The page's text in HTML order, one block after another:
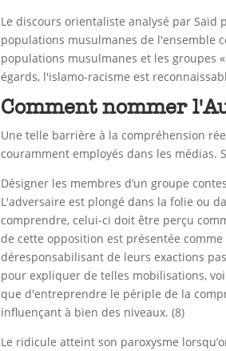
Le discours orientaliste analysé par
populations musulmanes de l'ensemble
populations musulmanes et les groupes
égards, l'islamo-racisme est
Comment nommer
Une telle barrière à la compréhension
couramment employés dans les
Désigner les membres d’un groupe
L'adversaire est plongé dans la folie ou
comprendre, celui-ci doit être perçu
de cette opposition est présentée
déresponsabilisant de leurs exactions
pour expliquer de telles mobilisations,
que d'entreprendre le périple de la
influençant à bien des niveaux. (8)
Le ridicule atteint son paroxysme